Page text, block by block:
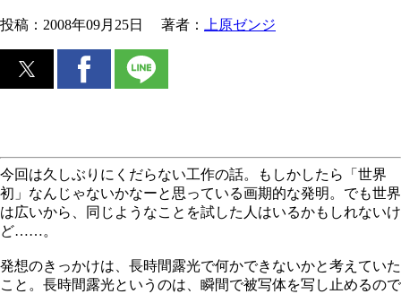
投稿： 2008年09月25日 著者： 上原ゼンジ
今回は久しぶりにくだらない工作の話。もしかしたら「世界
初」なんじゃないかなーと思っている画期的な発明。でも世界
は広いから、同じようなことを試した人はいるかもしれないけ
ど……。
発想のきっかけは、長時間露光で何かできないかと考えていた
こと。長時間露光というのは、瞬間で被写体を写し止めるので